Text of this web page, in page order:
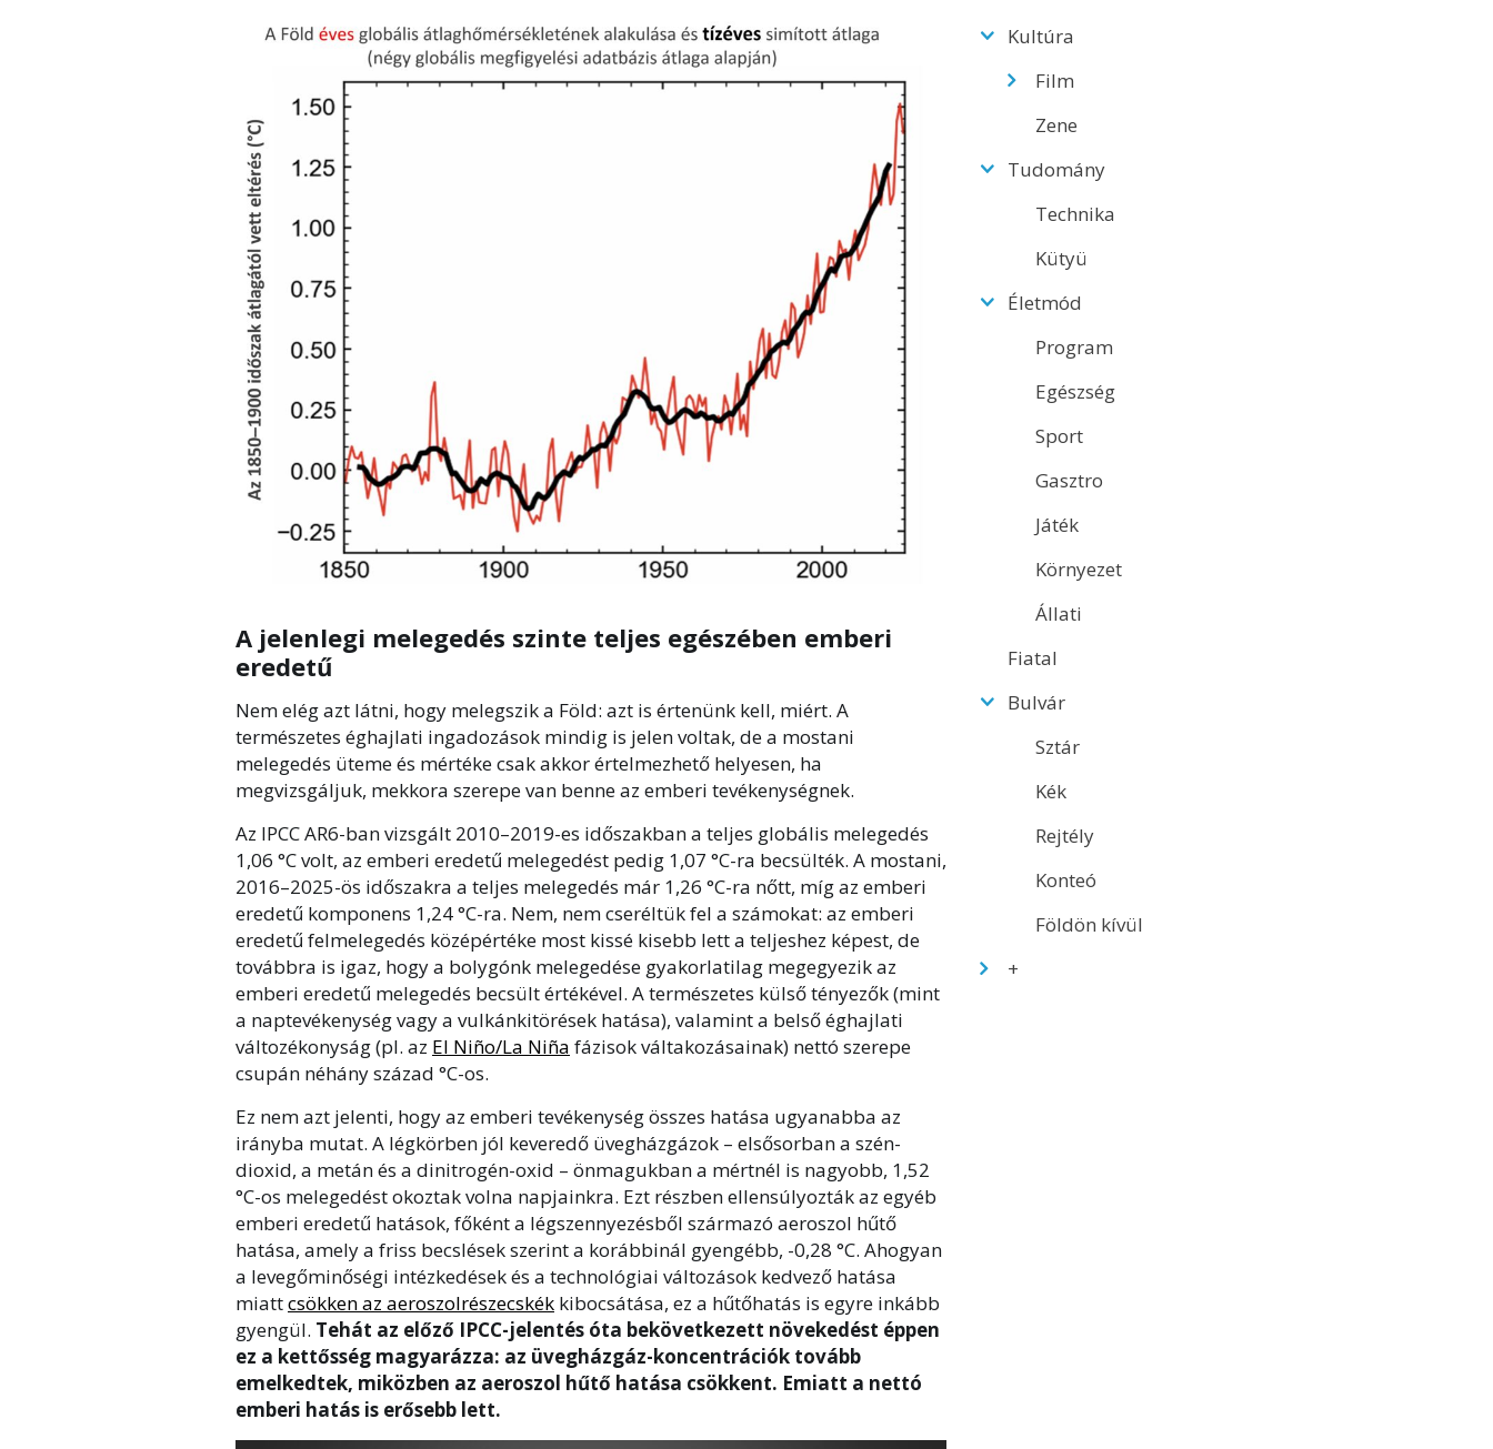
A jelenlegi melegedés szinte teljes egészében emberi
eredetű
Nem elég azt látni, hogy melegszik a Föld: azt is értenünk kell, miért. A
természetes éghajlati ingadozások mindig is jelen voltak, de a mostani
melegedés üteme és mértéke csak akkor értelmezhető helyesen, ha
megvizsgáljuk, mekkora szerepe van benne az emberi tevékenységnek.
Az IPCC AR6-ban vizsgált 2010–2019-es időszakban a teljes globális melegedés
1,06 °C volt, az emberi eredetű melegedést pedig 1,07 °C-ra becsülték. A mostani,
2016–2025-ös időszakra a teljes melegedés már 1,26 °C-ra nőtt, míg az emberi
eredetű komponens 1,24 °C-ra. Nem, nem cseréltük fel a számokat: az emberi
eredetű felmelegedés középértéke most kissé kisebb lett a teljeshez képest, de
továbbra is igaz, hogy a bolygónk melegedése gyakorlatilag megegyezik az
emberi eredetű melegedés becsült értékével. A természetes külső tényezők (mint
a naptevékenység vagy a vulkánkitörések hatása), valamint a belső éghajlati
változékonyság (pl. az El Niño/La Niña fázisok váltakozásainak) nettó szerepe
csupán néhány század °C-os.
Ez nem azt jelenti, hogy az emberi tevékenység összes hatása ugyanabba az
irányba mutat. A légkörben jól keveredő üvegházgázok – elsősorban a szén-
dioxid, a metán és a dinitrogén-oxid – önmagukban a mértnél is nagyobb, 1,52
°C-os melegedést okoztak volna napjainkra. Ezt részben ellensúlyozták az egyéb
emberi eredetű hatások, főként a légszennyezésből származó aeroszol hűtő
hatása, amely a friss becslések szerint a korábbinál gyengébb, -0,28 °C. Ahogyan
a levegőminőségi intézkedések és a technológiai változások kedvező hatása
miattcsökken az aeroszolrészecskék kibocsátása, ez a hűtőhatás is egyre inkább
gyengül. Tehát az előző IPCC-jelentés óta bekövetkezett növekedést éppen
ez a kettősség magyarázza: az üvegházgáz-koncentrációk tovább
emelkedtek, miközben az aeroszol hűtő hatása csökkent. Emiatt a nettó
emberi hatás is erősebb lett.
Kultúra
Film
Zene
Tudomány
Technika
Kütyü
Életmód
Program
Egészség
Sport
Gasztro
Játék
Környezet
Állati
Fiatal
Bulvár
Sztár
Kék
Rejtély
Konteó
Földön kívül
+